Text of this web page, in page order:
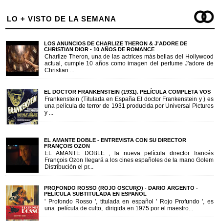
LO + VISTO DE LA SEMANA
LOS ANUNCIOS DE CHARLIZE THERON & J'ADORE DE
CHRISTIAN DIOR - 10 AÑOS DE ROMANCE
Charlize Theron, una de las actrices más bellas del Hollywood
actual, cumple 10 años como imagen del perfume J'adore de
Christian ...
EL DOCTOR FRANKENSTEIN (1931). PELÍCULA COMPLETA VOS
Frankenstein (Titulada en España El doctor Frankenstein y ) es
una película de terror de 1931 producida por Universal Pictures
y ...
EL AMANTE DOBLE - ENTREVISTA CON SU DIRECTOR
FRANÇOIS OZON
EL AMANTE DOBLE , la nueva película director francés
François Ozon llegará a los cines españoles de la mano Golem
Distribución el pr...
PROFONDO ROSSO (ROJO OSCURO) - DARIO ARGENTO -
PELÍCULA SUBTITULADA EN ESPAÑOL
' Profondo Rosso ', titulada en español ' Rojo Profundo ', es
una película de culto, dirigida en 1975 por el maestro...